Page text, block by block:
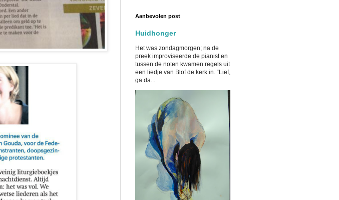
Aanbevolen post
Huidhonger
Het was zondagmorgen; na de
preek improviseerde de pianist en
tussen de noten kwamen regels uit
een liedje van Blof de kerk in. “Lief,
ga da...